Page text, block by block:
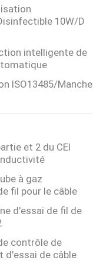
10W/D
intelligente de
ISO13485/Manche
et 2 du CEI
à gaz
fil pour le câble
d'essai de fil de
contrôle de
d'essai de câble